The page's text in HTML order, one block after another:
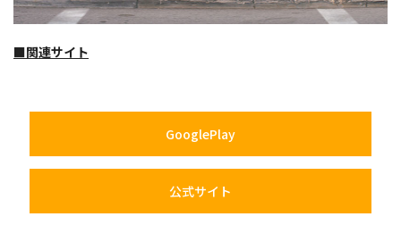
■関連サイト
GooglePlay
公式サイト